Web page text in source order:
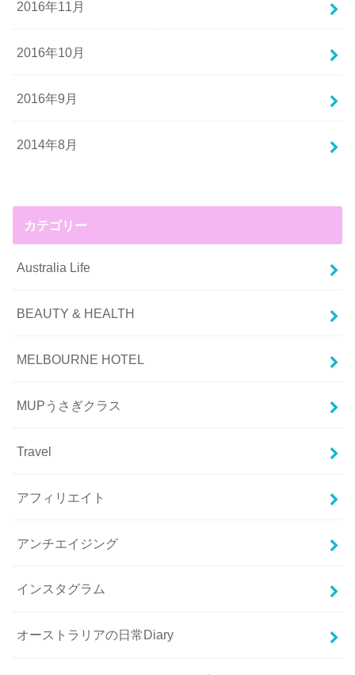
2016年11月
2016年10月
2016年9月
2014年8月
カテゴリー
Australia Life
BEAUTY & HEALTH
MELBOURNE HOTEL
MUPうさぎクラス
Travel
アフィリエイト
アンチエイジング
インスタグラム
オーストラリアの日常Diary